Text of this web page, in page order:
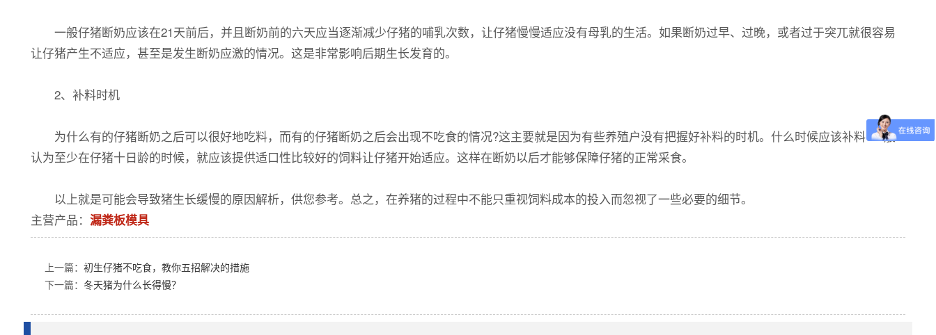
一般仔猪断奶应该在21天前后，并且断奶前的六天应当逐渐减少仔猪的哺乳次数，让仔猪慢慢适应没有母乳的生活。如果断奶过早、过晚，或者过于突兀就很容易
让仔猪产生不适应，甚至是发生断奶应激的情况。这是非常影响后期生长发育的。
2、补料时机
为什么有的仔猪断奶之后可以很好地吃料，而有的仔猪断奶之后会出现不吃食的情况?这主要就是因为有些养殖户没有把握好补料的时机。什么时候应该补料?一般
认为至少在仔猪十日龄的时候，就应该提供适口性比较好的饲料让仔猪开始适应。这样在断奶以后才能够保障仔猪的正常采食。
以上就是可能会导致猪生长缓慢的原因解析，供您参考。总之，在养猪的过程中不能只重视饲料成本的投入而忽视了一些必要的细节。
主营产品： 漏粪板模具
上一篇： 初生仔猪不吃食，教你五招解决的措施
下一篇： 冬天猪为什么长得慢？